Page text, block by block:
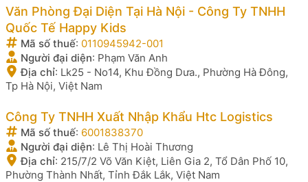
Văn Phòng Đại Diện Tại Hà Nội - Công Ty TNHH
Quốc Tế Happy Kids
Mã số thuế: 0110945942-001
Người đại diện: Phạm Văn Anh
Địa chỉ: Lk25 - No14, Khu Đồng Dưa., Phường Hà Đông,
Tp Hà Nội, Việt Nam
Công Ty TNHH Xuất Nhập Khẩu Htc Logistics
Mã số thuế: 6001838370
Người đại diện: Lê Thị Hoài Thương
Địa chỉ: 215/7/2 Võ Văn Kiệt, Liên Gia 2, Tổ Dân Phố 10,
Phường Thành Nhất, Tỉnh Đắk Lắk, Việt Nam